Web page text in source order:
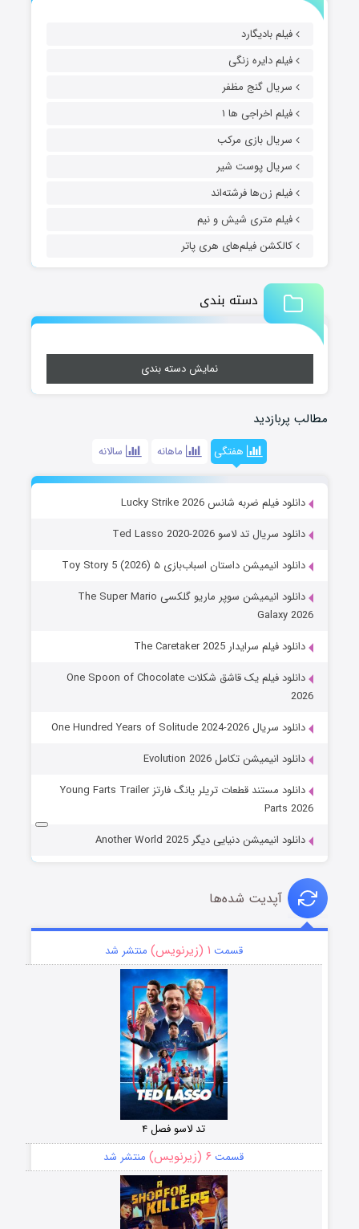
فیلم بادیگارد
فیلم دایره زنگی
سریال گنج مظفر
فیلم اخراجی ها ۱
سریال بازی مرکب
سریال پوست شیر
فیلم زن‌ها فرشته‌اند
فیلم متری شیش و نیم
کالکشن فیلم‌های هری پاتر
دسته بندی
نمایش دسته بندی
مطالب پربازدید
هفتگی ماهانه سالانه
دانلود فیلم ضربه شانس Lucky Strike 2026
دانلود سریال تد لاسو Ted Lasso 2020-2026
دانلود انیمیشن داستان اسباب‌بازی ۵ Toy Story 5 (2026)
دانلود انیمیشن سوپر ماریو گلکسی The Super Mario
Galaxy 2026
دانلود فیلم سرایدار The Caretaker 2025
دانلود فیلم یک قاشق شکلات One Spoon of Chocolate
2026
دانلود سریال One Hundred Years of Solitude 2024-2026
دانلود انیمیشن تکامل Evolution 2026
دانلود مستند قطعات تریلر یانگ فارتز Young Farts Trailer
Parts 2026
دانلود انیمیشن دنیایی دیگر Another World 2025
آپدیت شده‌ها
قسمت ۱ (زیرنویس) منتشر شد
تد لاسو فصل ۴
قسمت ۶ (زیرنویس) منتشر شد